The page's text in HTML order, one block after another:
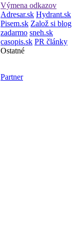
Výmena odkazov
Adresar.sk Hydrant.sk
Pisem.sk Založ si blog
zadarmo sneh.sk
casopis.sk PR články
Ostatné
Partner